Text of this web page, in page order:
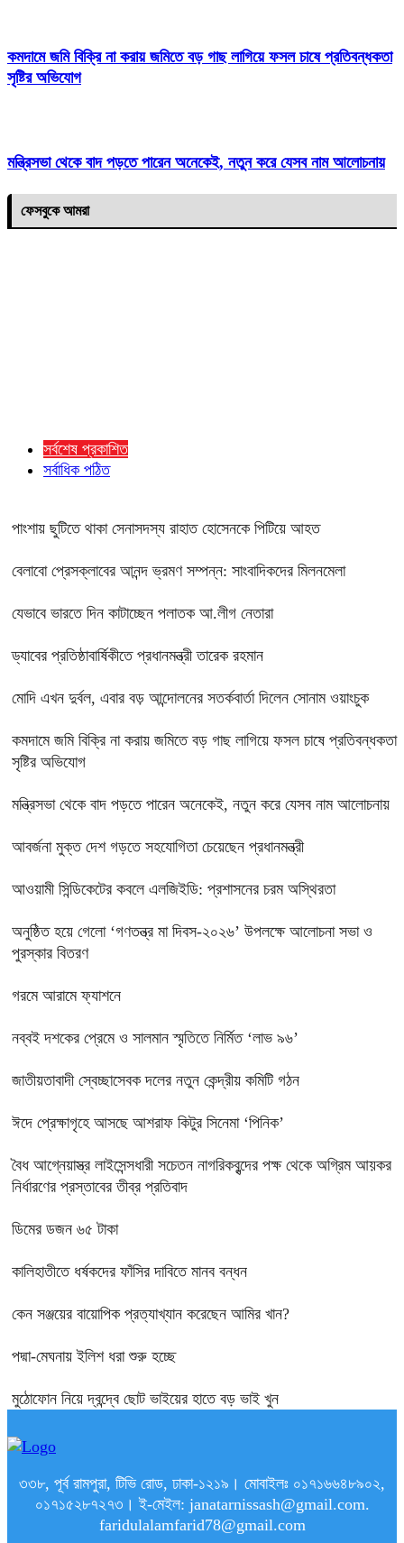
কমদামে জমি বিক্রি না করায় জমিতে বড় গাছ লাগিয়ে ফসল চাষে প্রতিবন্ধকতা
সৃষ্টির অভিযোগ
মন্ত্রিসভা থেকে বাদ পড়তে পারেন অনেকেই, নতুন করে যেসব নাম আলোচনায়
ফেসবুকে আমরা
সর্বশেষ প্রকাশিত
সর্বাধিক পঠিত
পাংশায় ছুটিতে থাকা সেনাসদস্য রাহাত হোসেনকে পিটিয়ে আহত
বেলাবো প্রেসক্লাবের আনন্দ ভ্রমণ সম্পন্ন: সাংবাদিকদের মিলনমেলা
যেভাবে ভারতে দিন কাটাচ্ছেন পলাতক আ.লীগ নেতারা
ড্যাবের প্রতিষ্ঠাবার্ষিকীতে প্রধানমন্ত্রী তারেক রহমান
মোদি এখন দুর্বল, এবার বড় আন্দোলনের সতর্কবার্তা দিলেন সোনাম ওয়াংচুক
কমদামে জমি বিক্রি না করায় জমিতে বড় গাছ লাগিয়ে ফসল চাষে প্রতিবন্ধকতা
সৃষ্টির অভিযোগ
মন্ত্রিসভা থেকে বাদ পড়তে পারেন অনেকেই, নতুন করে যেসব নাম আলোচনায়
আবর্জনা মুক্ত দেশ গড়তে সহযোগিতা চেয়েছেন প্রধানমন্ত্রী
‎আওয়ামী সিন্ডিকেটের কবলে এলজিইডি: প্রশাসনের চরম অস্থিরতা
অনুষ্ঠিত হয়ে গেলো ‘গণতন্ত্র মা দিবস-২০২৬’ উপলক্ষে আলোচনা সভা ও
পুরস্কার বিতরণ
গরমে আরামে ফ্যাশনে
নব্বই দশকের প্রেমে ও সালমান স্মৃতিতে নির্মিত ‘লাভ ৯৬’
জাতীয়তাবাদী স্বেচ্ছাসেবক দলের নতুন কেন্দ্রীয় কমিটি গঠন
ঈদে প্রেক্ষাগৃহে আসছে আশরাফ কিটুর সিনেমা ‘পিনিক’
বৈধ আগ্নেয়াস্ত্র লাইসেন্সধারী সচেতন নাগরিকবৃন্দের পক্ষ থেকে অগ্রিম আয়কর
নির্ধারণের প্রস্তাবের তীব্র প্রতিবাদ
ডিমের ডজন ৬৫ টাকা
কালিহাতীতে ধর্ষকদের ফাঁসির দাবিতে মানব বন্ধন
কেন সঞ্জয়ের বায়োপিক প্রত্যাখ্যান করেছেন আমির খান?
পদ্মা-মেঘনায় ইলিশ ধরা শুরু হচ্ছে
মুঠোফোন নিয়ে দ্বন্দ্বে ছোট ভাইয়ের হাতে বড় ভাই খুন
৩৩৮, পূর্ব রামপুরা, টিভি রোড, ঢাকা-১২১৯। মোবাইলঃ ০১৭১৬৬৪৮৯০২,
০১৭১৫২৮৭২৭৩। ই-মেইল: janatarnissash@gmail.com.
faridulalamfarid78@gmail.com